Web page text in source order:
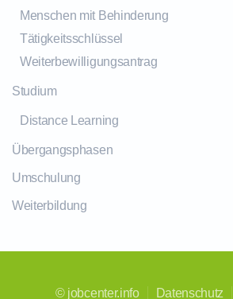
Menschen mit Behinderung
Tätigkeitsschlüssel
Weiterbewilligungsantrag
Studium
Distance Learning
Übergangsphasen
Umschulung
Weiterbildung
© jobcenter.info Datenschutz